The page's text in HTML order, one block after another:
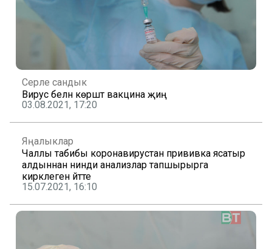
Серле сандык
Вирус белән көрәштә вакцина җиңә
03.08.2021, 17:20
Яңалыклар
Чаллы табибы коронавирустан прививка ясатыр
алдыннан нинди анализлар тапшырырга
кирәклеген әйтте
15.07.2021, 16:10